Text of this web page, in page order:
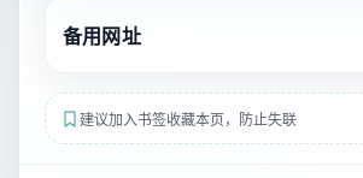
备用网址
建议加入书签收藏本页，防止失联